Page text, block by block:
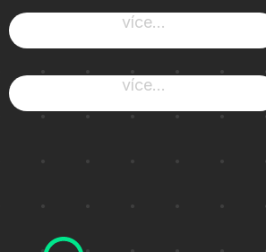
více...
více...